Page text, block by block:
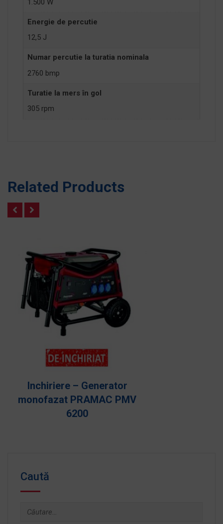
1.500 W
Energie de percutie
12,5 J
Numar percutie la turatia nominala
2760 bmp
Turatie la mers în gol
305 rpm
Related Products
Inchiriere – Ciocan demolator
BOSCH GBH 12-52 DV
Caută
Caută